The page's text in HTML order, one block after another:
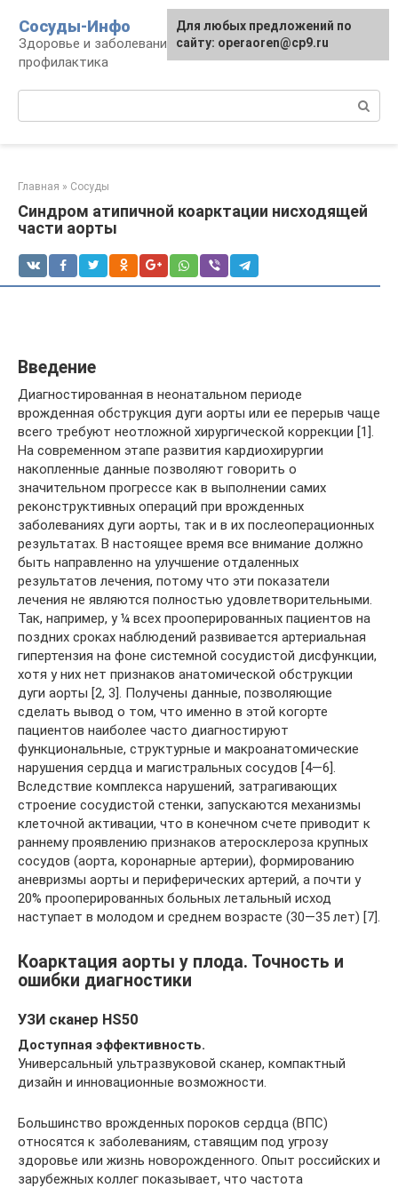
контенту
Сосуды-Инфо
Здоровье и заболевания сосудов и сердца,
профилактика
Главная » Сосуды
Синдром атипичной коарктации нисходящей
части аорты
Введение
Диагностированная в неонатальном периоде
врожденная обструкция дуги аорты или ее перерыв чаще
всего требуют неотложной хирургической коррекции [1].
На современном этапе развития кардиохирургии
накопленные данные позволяют говорить о
значительном прогрессе как в выполнении самих
реконструктивных операций при врожденных
заболеваниях дуги аорты, так и в их послеоперационных
результатах. В настоящее время все внимание должно
быть направленно на улучшение отдаленных
результатов лечения, потому что эти показатели
лечения не являются полностью удовлетворительными.
Так, например, у ¼ всех прооперированных пациентов на
поздних сроках наблюдений развивается артериальная
гипертензия на фоне системной сосудистой дисфункции,
хотя у них нет признаков анатомической обструкции
дуги аорты [2, 3]. Получены данные, позволяющие
сделать вывод о том, что именно в этой когорте
пациентов наиболее часто диагностируют
функциональные, структурные и макроанатомические
нарушения сердца и магистральных сосудов [4—6].
Вследствие комплекса нарушений, затрагивающих
строение сосудистой стенки, запускаются механизмы
клеточной активации, что в конечном счете приводит к
раннему проявлению признаков атеросклероза крупных
сосудов (аорта, коронарные артерии), формированию
аневризмы аорты и периферических артерий, а почти у
20% прооперированных больных летальный исход
наступает в молодом и среднем возрасте (30—35 лет) [7].
Коарктация аорты у плода. Точность и
ошибки диагностики
УЗИ сканер HS50
Доступная эффективность.
Универсальный ультразвуковой сканер, компактный
дизайн и инновационные возможности.
Большинство врожденных пороков сердца (ВПС)
относятся к заболеваниям, ставящим под угрозу
здоровье или жизнь новорожденного. Опыт российских и
зарубежных коллег показывает, что частота
Для любых предложений по
сайту: operaoren@cp9.ru